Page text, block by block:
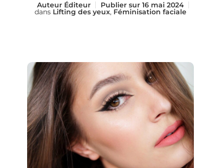
Auteur Éditeur Publier sur 16 mai 2024
dans Lifting des yeux, Féminisation faciale